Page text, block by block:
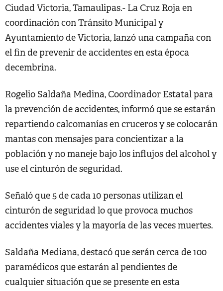
Ciudad Victoria, Tamaulipas.- La Cruz Roja en
coordinación con Tránsito Municipal y
Ayuntamiento de Victoria, lanzó una campaña con
el fin de prevenir de accidentes en esta época
decembrina.
Rogelio Saldaña Medina, Coordinador Estatal para
la prevención de accidentes, informó que se estarán
repartiendo calcomanías en cruceros y se colocarán
mantas con mensajes para concientizar a la
población y no maneje bajo los influjos del alcohol y
use el cinturón de seguridad.
Señaló que 5 de cada 10 personas utilizan el
cinturón de seguridad lo que provoca muchos
accidentes viales y la mayoría de las veces muertes.
Saldaña Mediana, destacó que serán cerca de 100
paramédicos que estarán al pendientes de
cualquier situación que se presente en esta